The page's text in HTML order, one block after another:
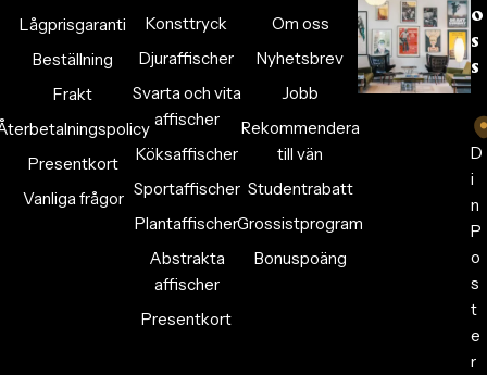
Lågprisgaranti
Beställning
Frakt
Presentkort
Vanliga frågor
Konsttryck
Djuraffischer
Svarta och vita
affischer
Köksaffischer
Sportaffischer
Plantaffischer
Abstrakta
affischer
Presentkort
Om oss
Nyhetsbrev
Jobb
Rekommendera
till vän
Studentrabatt
Grossistprogram
Bonuspoäng
o
s
s
D
i
n
P
o
s
t
e
r